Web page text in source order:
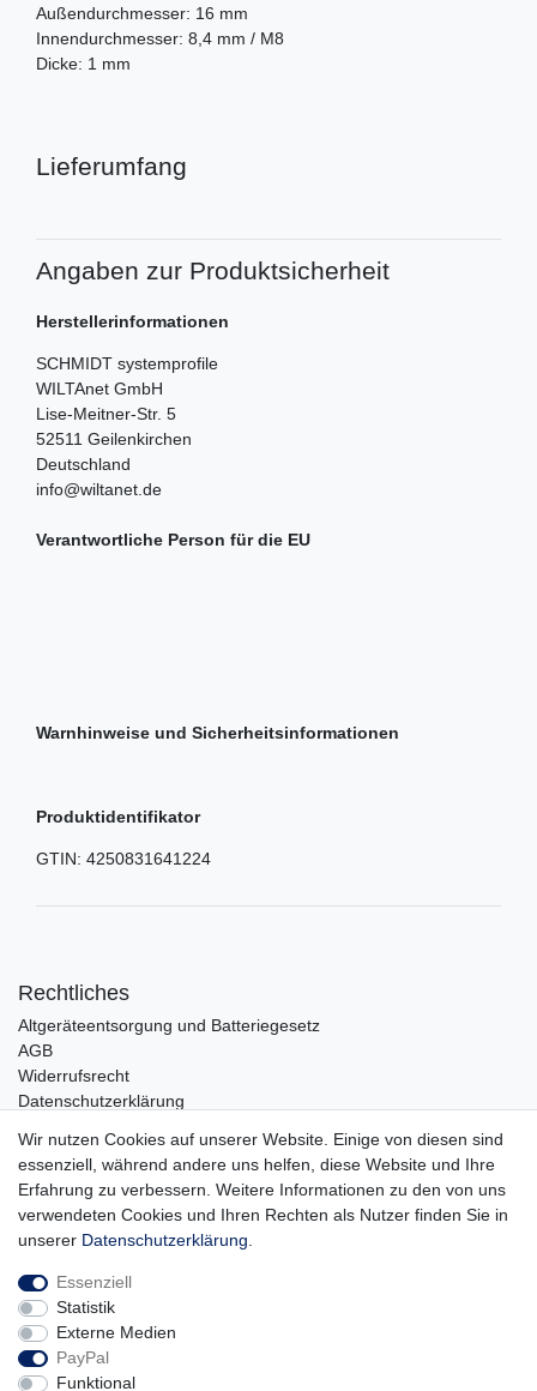
Außendurchmesser: 16 mm
Innendurchmesser: 8,4 mm / M8
Dicke: 1 mm
Lieferumfang
Angaben zur Produktsicherheit
Herstellerinformationen
SCHMIDT systemprofile
WILTAnet GmbH
Lise-Meitner-Str. 5
52511 Geilenkirchen
Deutschland
info@wiltanet.de
Verantwortliche Person für die EU
Warnhinweise und Sicherheitsinformationen
Produktidentifikator
GTIN: 4250831641224
Rechtliches
Altgeräteentsorgung und Batteriegesetz
AGB
Widerrufsrecht
Datenschutzerklärung
Impressum
Service
Zahlungsarten
Lieferung und Abholung
Unternehmen
Über uns
Karriere
Kontakt
Wir nutzen Cookies auf unserer Website. Einige von diesen sind
essenziell, während andere uns helfen, diese Website und Ihre
Erfahrung zu verbessern. Weitere Informationen zu den von uns
verwendeten Cookies und Ihren Rechten als Nutzer finden Sie in
unserer Daten­schutz­erklärung
Essenziell
Statistik
Externe Medien
PayPal
Funktional